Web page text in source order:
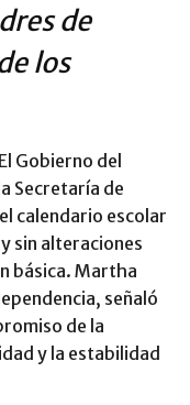
de
los
Gobierno del
Secretaría de
calendario escolar
sin alteraciones
básica. Martha
señaló
de la
y la estabilidad